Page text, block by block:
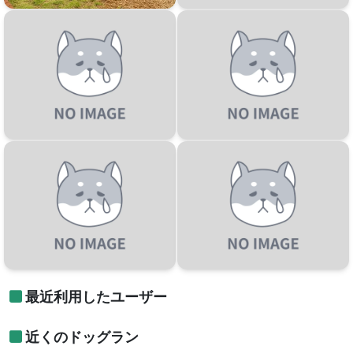
最近利用したユーザー
近くのドッグラン